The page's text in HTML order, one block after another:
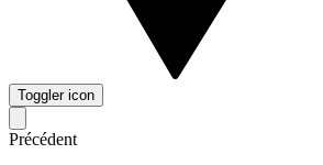
Toggler icon
Précédent